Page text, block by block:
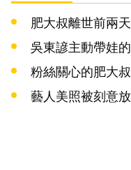
肥大叔離世前兩
吳東諺主動帶娃
粉絲關心的肥大
藝人美照被刻意